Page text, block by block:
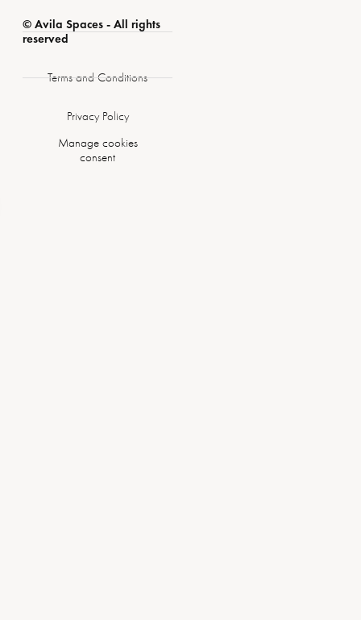
© Avila Spaces - All rights
reserved
Terms and Conditions
Privacy Policy
Manage cookies
consent